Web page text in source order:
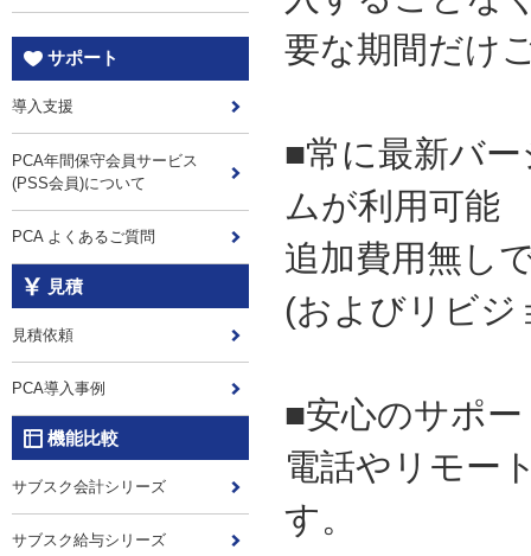
サポート
導入支援
PCA年間保守会員サービス
(PSS会員)について
PCA よくあるご質問
見積
見積依頼
PCA導入事例
機能比較
サブスク会計シリーズ
サブスク給与シリーズ
要な期間だけ
■常に最新バ
ムが利用可能
追加費用無し
(およびリビジ
■安心のサポー
電話やリモー
す。